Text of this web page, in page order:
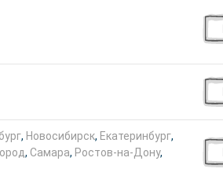
, Новосибирск, Екатеринбург,
, Самара, Ростов-на-Дону,